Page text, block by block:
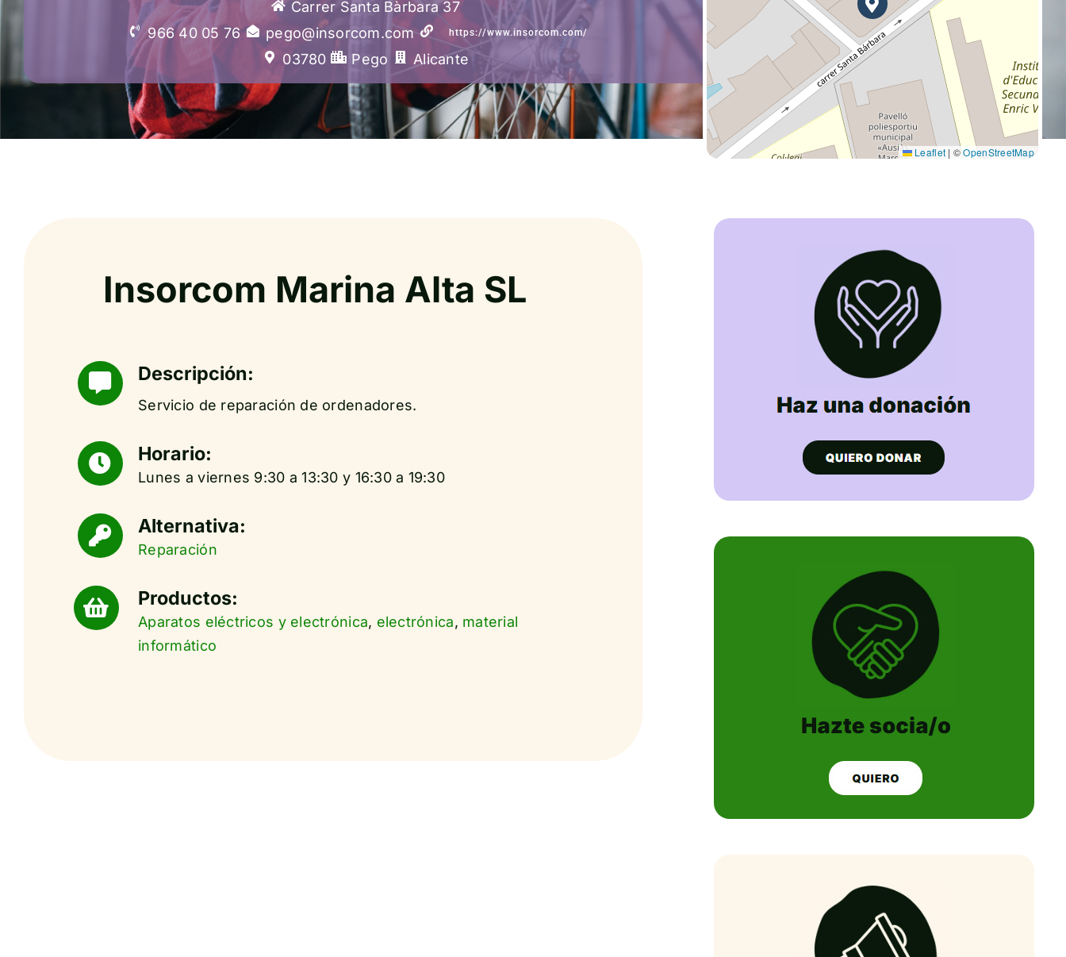
Carrer Santa Bàrbara 37
966 40 05 76
pego@insorcom.com https://www.insorcom.com/
03780 Pego Alicante
Leaflet | ©OpenStreetMap
Insorcom Marina Alta SL
Descripción:
Servicio de reparación de ordenadores.
Horario:
Lunes a viernes 9:30 a 13:30 y 16:30 a 19:30
Alternativa:
Reparación
Productos:
Aparatos eléctricos y electrónica, electrónica, material
informático